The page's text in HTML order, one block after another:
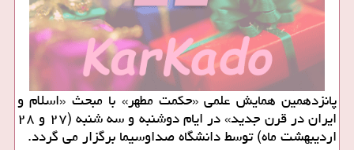
پانزدهمین همایش علمی «حکمت مطهر» با مبحث «اسلام و
ایران در قرن جدید» در ایام دوشنبه و سه شنبه (۲۷ و ۲۸
اردیبهشت ماه) توسط دانشگاه صداوسیما برگزار می گردد.